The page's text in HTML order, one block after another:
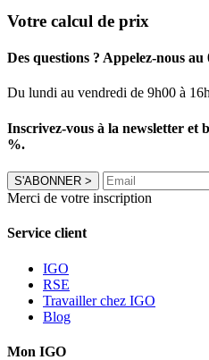
Votre calcul de prix
Des questions ? Appelez-nous au
Du lundi au vendredi de 9h00 à
Inscrivez-vous à la newsletter et
%.
S'ABONNER >
Merci de votre inscription
Service client
IGO
RSE
Travailler chez IGO
Blog
Mon IGO